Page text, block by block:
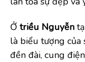
Ở triều Nguyễn
là biểu tượng của
đền đài, cung